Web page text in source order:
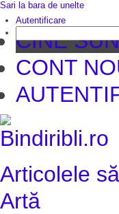
CINE
CONT
Articolele
Artă
Sari la bara de unelte
Autentificare